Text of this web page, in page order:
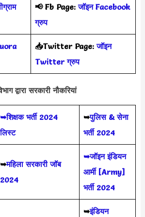
📢 Fb Page:जॉइन Facebook
ग्रुप
📥Twitter Page:जॉइन
Twitter ग्रुप
द्वारा सरकारी नौकरियां
➥शिक्षक भर्ती 2024
लिस्ट
➥पुलिस & सेना
भर्ती 2024
➥महिला सरकारी जॉब
2024
➥जॉइन इंडियन
आर्मी [Army]
भर्ती 2024
➥इंडियन